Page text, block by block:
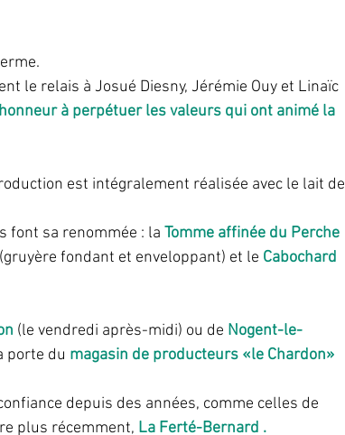
le relais à Josué Diesny, Jérémie Ouy et Linaïc
à perpétuer les valeurs qui ont animé la
est intégralement réalisée avec le lait de
font sa renommée : la Tomme affinée du Perche
fondant et enveloppant) et le Cabochard
(le vendredi après-midi) ou de Nogent-le-
porte du magasin de producteurs «le Chardon»
depuis des années, comme celles de
plus récemment, La Ferté-Bernard .